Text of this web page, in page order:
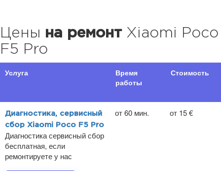
Цены на ремонтXiaomi Poco
F5 Pro
Услуга
Время
работы
Стоимость
Диагностика, сервисный
сбор Xiaomi Poco F5 Pro
Диагностика сервисный сбор
бесплатная, если
ремонтируете у нас
от 60 мин. от 15 €